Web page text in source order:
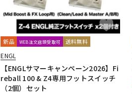
新品 WEB注文店頭受取可 送料無料
ENGL
【ENGLサマーキャンペーン2026】Fi
reball 100 & Z4専用フットスイッチ
（2個）セット